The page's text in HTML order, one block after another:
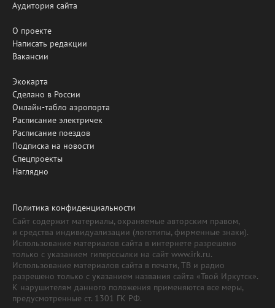
Аудитория сайта
О проекте
Написать редакции
Вакансии
Экокарта
Сделано в России
Онлайн-табло аэропорта
Расписание электричек
Расписание поездов
Подписка на новости
Спецпроекты
Наглядно
Политика конфиденциальности
Сайт содержит материалы, охраняемые авторским правом,
и средства индивидуализации (логотипы, фирменные знаки).
Использование материалов сайта в интернете разрешено
только с указанием гиперссылки на сайт www.irk.ru.
Использование материалов сайта в печати, ТВ и радио
разрешено только с указанием названия сайта «Твой Иркутск».
К нарушителям данного положения применяются все меры,
предусмотренные ст. 1301 ГК РФ.